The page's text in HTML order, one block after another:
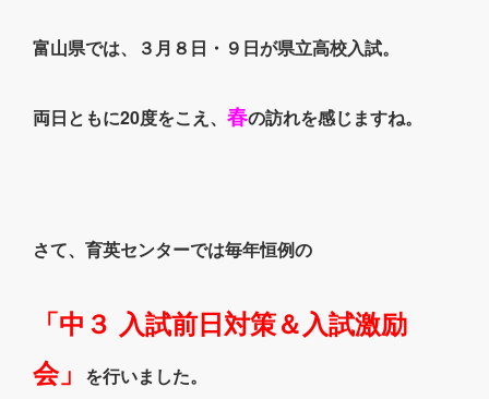
富山県では、３月８日・９日が県立高校入試。
両日ともに20度をこえ、 春の訪れを感じますね。
さて、育英センターでは毎年恒例の
「中３ 入試前日対策＆入試激励
会」
を行いました。